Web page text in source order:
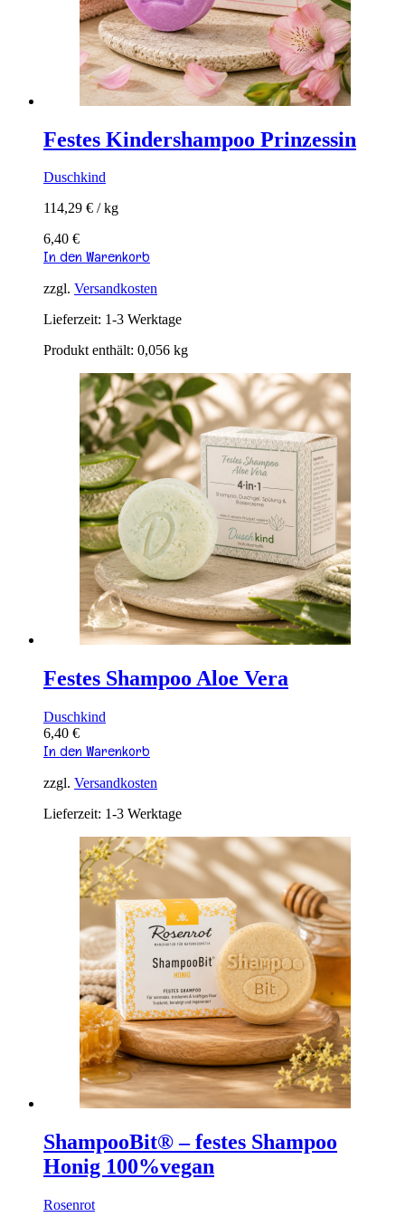
Festes Kindershampoo Prinzessin
Duschkind
114,29 € /kg
6,40 €
In den Warenkorb
zzgl. Versandkosten
Lieferzeit: 1-3 Werktage
Produkt enthält: 0,056 kg
Festes Shampoo Aloe Vera
Duschkind
6,40 €
In den Warenkorb
zzgl. Versandkosten
Lieferzeit: 1-3 Werktage
ShampooBit® – festes Shampoo
Honig 100%vegan
Rosenrot